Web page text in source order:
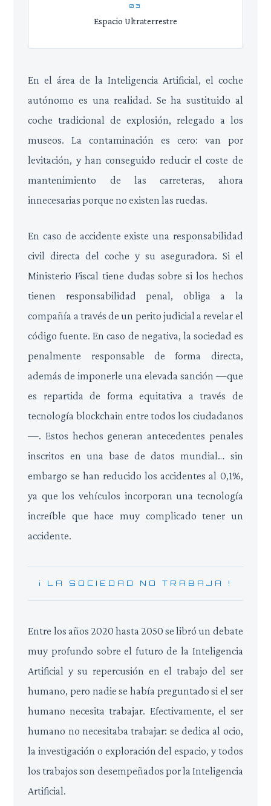
03
Espacio Ultraterrestre
En el área de la Inteligencia Artificial, el coche
autónomo es una realidad. Se ha sustituido al
coche tradicional de explosión, relegado a los
museos. La contaminación es cero: van por
levitación, y han conseguido reducir el coste de
mantenimiento de las carreteras, ahora
innecesarias porque no existen las ruedas.
En caso de accidente existe una responsabilidad
civil directa del coche y su aseguradora. Si el
Ministerio Fiscal tiene dudas sobre si los hechos
tienen responsabilidad penal, obliga a la
compañía a través de un perito judicial a revelar el
código fuente. En caso de negativa, la sociedad es
penalmente responsable de forma directa,
además de imponerle una elevada sanción —que
es repartida de forma equitativa a través de
tecnología blockchain entre todos los ciudadanos
—. Estos hechos generan antecedentes penales
inscritos en una base de datos mundial… sin
embargo se han reducido los accidentes al 0,1%,
ya que los vehículos incorporan una tecnología
increíble que hace muy complicado tener un
accidente.
¡ LA SOCIEDAD NO TRABAJA !
Entre los años 2020 hasta 2050 se libró un debate
muy profundo sobre el futuro de la Inteligencia
Artificial y su repercusión en el trabajo del ser
humano, pero nadie se había preguntado si el ser
humano necesita trabajar. Efectivamente, el ser
humano no necesitaba trabajar: se dedica al ocio,
la investigación o exploración del espacio, y todos
los trabajos son desempeñados por la Inteligencia
Artificial.